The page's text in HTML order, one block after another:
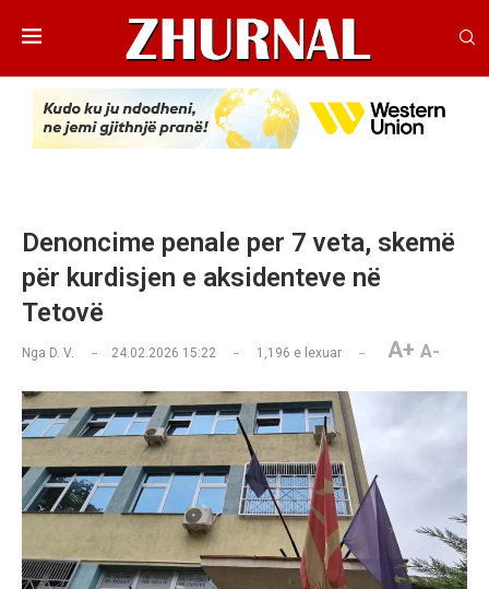
Denoncime penale per 7 veta, skemë
për kurdisjen e aksidenteve në
Tetovë
Nga D. V. 24.02.2026 15:22 1,196 e lexuar A+ A-